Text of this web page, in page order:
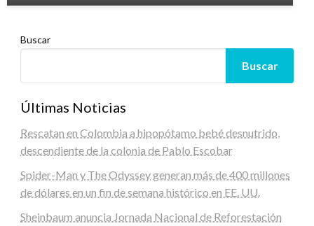
Buscar
Buscar
Últimas Noticias
Rescatan en Colombia a hipopótamo bebé desnutrido,
descendiente de la colonia de Pablo Escobar
Spider-Man y The Odyssey generan más de 400 millones
de dólares en un fin de semana histórico en EE. UU.
Sheinbaum anuncia Jornada Nacional de Reforestación